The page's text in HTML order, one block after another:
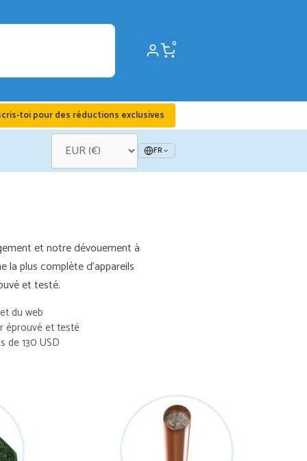
0
toi pour des réductions exclusives
FR
et notre dévouement à
la plus complète d'appareils
et testé.
du web
éprouvé et testé
de 130 USD